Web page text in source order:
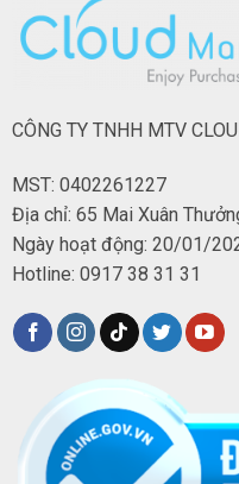
CÔNG TY TNHH MTV
MST: 0402261227
Địa chỉ: 65 Mai Xuân
Ngày hoạt động: 20/01/
Hotline: 0917 38 31 31